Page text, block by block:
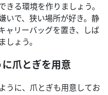
きる環境を作りましょう。
いで、狭い場所が好き。静
ャリーバッグを置き、しば
しょう。
爪とぎを用意
うに、爪とぎも用意してお